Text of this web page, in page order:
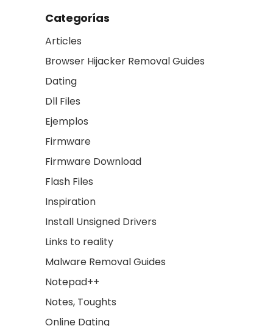
Categorías
Articles
Browser Hijacker Removal Guides
Dating
Dll Files
Ejemplos
Firmware
Firmware Download
Flash Files
Inspiration
Install Unsigned Drivers
Links to reality
Malware Removal Guides
Notepad++
Notes, Toughts
Online Dating